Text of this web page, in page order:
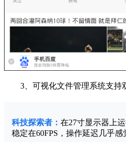
3、可视化文件管理系统支持
科技探索者： 在27寸显示器上
稳定在60FPS，操作延迟几乎感